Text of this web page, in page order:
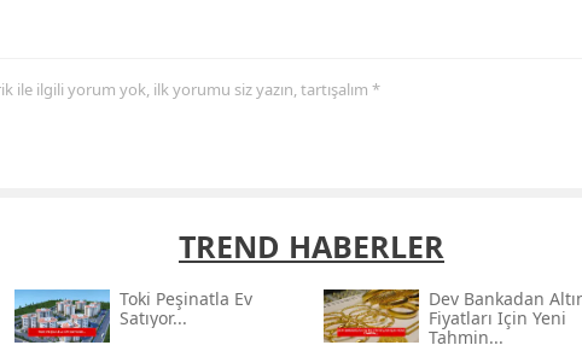
ile ilgili yorum yok, ilk yorumu siz yazın, tartışalım *
TREND HABERLER
Toki̇ Peşinatla Ev
Satıyor...
Dev Bankadan
Fiyatları Için Yeni
Tahmin...